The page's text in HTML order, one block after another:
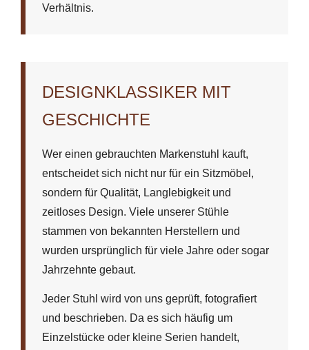
Verhältnis.
DESIGNKLASSIKER MIT
GESCHICHTE
Wer einen gebrauchten Markenstuhl kauft,
entscheidet sich nicht nur für ein Sitzmöbel,
sondern für Qualität, Langlebigkeit und
zeitloses Design. Viele unserer Stühle
stammen von bekannten Herstellern und
wurden ursprünglich für viele Jahre oder sogar
Jahrzehnte gebaut.
Jeder Stuhl wird von uns geprüft, fotografiert
und beschrieben. Da es sich häufig um
Einzelstücke oder kleine Serien handelt,